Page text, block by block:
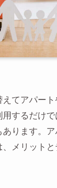
てアパー
するだけ
ります。ア
メリット